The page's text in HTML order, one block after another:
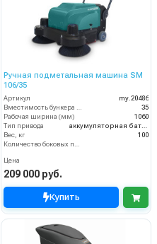
Ручная подметальная машина SM
106/35
Артикул
my.20486
Вместимость бункера (л)
35
Рабочая ширина (мм)
1060
Тип привода
аккумуляторная батарея
Вес, кг
100
Количество боковых подметальных щёток (шт)
Цена
209 000 руб.
Купить